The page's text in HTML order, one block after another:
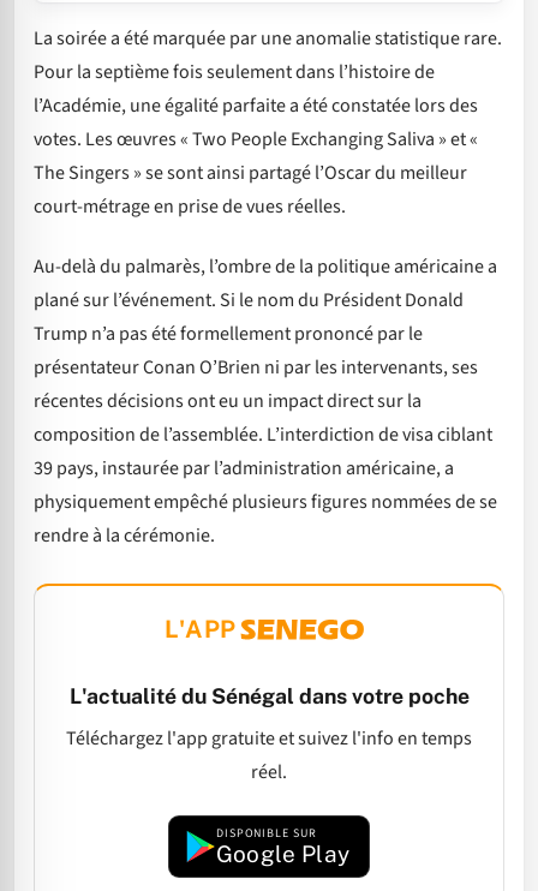
La soirée a été marquée par une anomalie statistique rare.
Pour la septième fois seulement dans l’histoire de
l’Académie, une égalité parfaite a été constatée lors des
votes. Les œuvres « Two People Exchanging Saliva » et «
The Singers » se sont ainsi partagé l’Oscar du meilleur
court-métrage en prise de vues réelles.
Au-delà du palmarès, l’ombre de la politique américaine a
plané sur l’événement. Si le nom du Président Donald
Trump n’a pas été formellement prononcé par le
présentateur Conan O’Brien ni par les intervenants, ses
récentes décisions ont eu un impact direct sur la
composition de l’assemblée. L’interdiction de visa ciblant
39 pays, instaurée par l’administration américaine, a
physiquement empêché plusieurs figures nommées de se
rendre à la cérémonie.
L'APP
L'actualité du Sénégal dans votre poche
Téléchargez l'app gratuite et suivez l'info en temps
réel.
DISPONIBLE SUR
Google Play